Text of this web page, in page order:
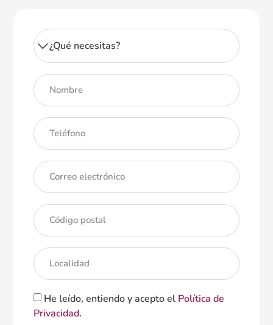
He leído, entiendo y acepto el Política de
Privacidad.